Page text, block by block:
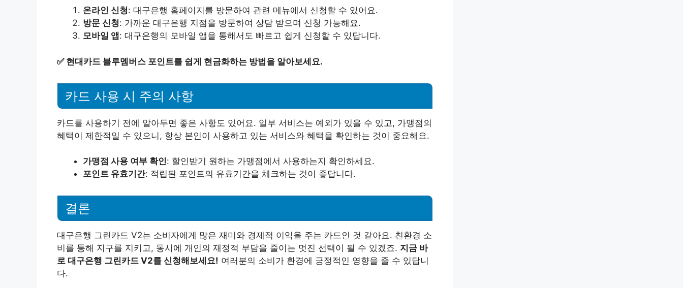
온라인 신청: 대구은행 홈페이지를 방문하여 관련 메뉴에서 신청할 수 있어요.
방문 신청: 가까운 대구은행 지점을 방문하여 상담 받으며 신청 가능해요.
모바일 앱 : 대구은행의 모바일 앱을 통해서도 빠르고 쉽게 신청할 수 있답니다.
✅ 현대카드 블루멤버스 포인트를 쉽게 현금화하는 방법을 알아보세요.
카드 사용 시 주의 사항
카드를 사용하기 전에 알아두면 좋은 사항도 있어요. 일부 서비스는 예외가 있을 수 있고, 가맹점의
혜택이 제한적일 수 있으니, 항상 본인이 사용하고 있는 서비스와 혜택을 확인하는 것이 중요해요.
가맹점 사용 여부 확인: 할인받기 원하는 가맹점에서 사용하는지 확인하세요.
포인트 유효기간: 적립된 포인트의 유효기간을 체크하는 것이 좋답니다.
결론
대구은행 그린카드 V2는 소비자에게 많은 재미와 경제적 이익을 주는 카드인 것 같아요. 친환경 소
비를 통해 지구를 지키고, 동시에 개인의 재정적 부담을 줄이는 멋진 선택이 될 수 있겠죠. 지금 바
로 대구은행 그린카드 V2를 신청해보세요! 여러분의 소비가 환경에 긍정적인 영향을 줄 수 있답니
다.